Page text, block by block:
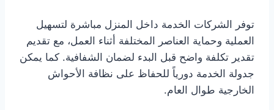
توفر الشركات الخدمة داخل المنزل مباشرة لتسهيل
العملية وحماية العناصر المختلفة أثناء العمل، مع تقديم
تقدير تكلفة واضح قبل البدء لضمان الشفافية. كما يمكن
جدولة الخدمة دورياً للحفاظ على نظافة الأحواش
الخارجية طوال العام.